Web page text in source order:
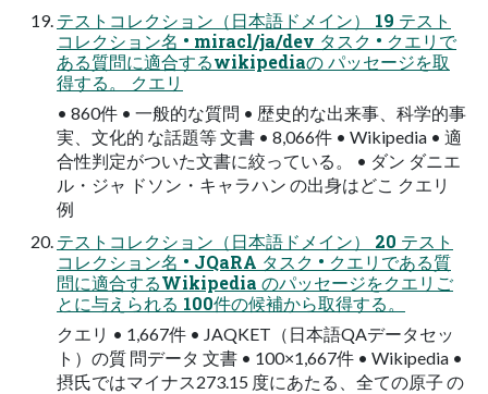
テストコレクション（日本語ドメイン） 19 テスト
コレクション名 • miracl/ja/dev タスク • クエリで
ある質問に適合するwikipediaの パッセージを取
得する。 クエリ
• 860件 • 一般的な質問 • 歴史的な出来事、科学的事
実、文化的 な話題等 文書 • 8,066件 • Wikipedia • 適
合性判定がついた文書に絞っている。 • ダン ダニエ
ル・ジャ ドソン・キャラハン の出身はどこ クエリ
例
テストコレクション（日本語ドメイン） 20 テスト
コレクション名 • JQaRA タスク • クエリである質
問に適合するWikipedia のパッセージをクエリご
とに与えられる 100件の候補から取得する。
クエリ • 1,667件 • JAQKET（日本語QAデータセッ
ト）の質 問データ 文書 • 100×1,667件 • Wikipedia •
摂氏ではマイナス273.15 度にあたる、全ての原子 の